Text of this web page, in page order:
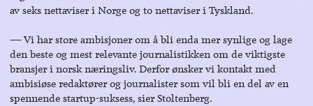
av seks nettaviser i Norge og to nettaviser i Tyskland.
― Vi har store ambisjoner om å bli enda mer synlige og lage
den beste og mest relevante journalistikken om de viktigste
bransjer i norsk næringsliv. Derfor ønsker vi kontakt med
ambisiøse redaktører og journalister som vil bli en del av en
spennende startup-suksess, sier Stoltenberg.